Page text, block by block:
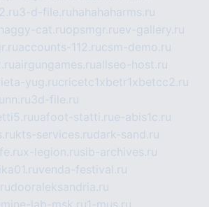
3-d-file.ru hahahaharms.ru
cat.ruopsmgr.ruev-gallery.ru
accounts-112.rucsm-demo.ru
airgungames.ruallseo-host.ru
yug.rucricetc1xbetr1xbetcc2.ru
3d-file.ru
uafoot-statti.rue-abis1c.ru
kts-services.rudark-sand.ru
x-legion.rusib-archives.ru
venda-festival.ru
dooraleksandria.ru